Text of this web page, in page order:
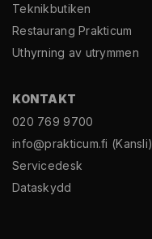
Teknikbutiken
Restaurang Prakticum
Uthyrning av utrymmen
KONTAKT
020 769 9700
info@prakticum.fi (Kansli)
Servicedesk
Dataskydd